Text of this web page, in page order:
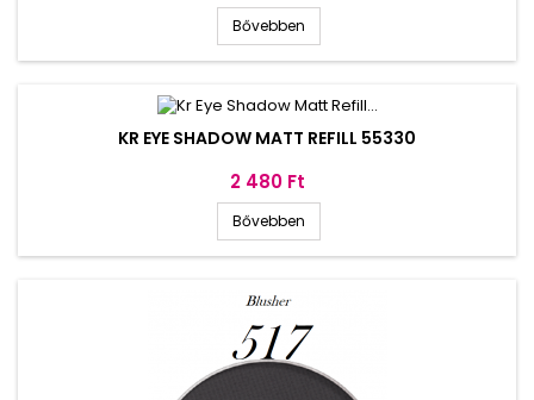
Bővebben
KR EYE SHADOW MATT REFILL 55330
Ár
2 480 Ft
Bővebben